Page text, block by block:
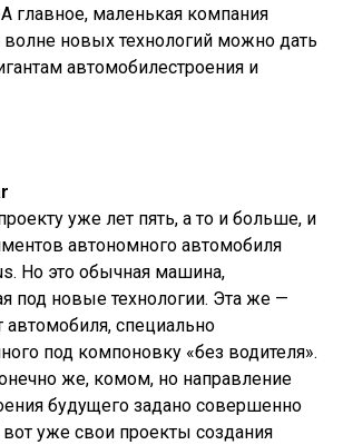
главное, маленькая компания
волне новых технологий можно дать
автомобилестроения и
уже лет пять, а то и больше, и
автономного автомобиля
Но это обычная машина,
под новые технологии. Эта же —
специально
под компоновку «без водителя».
же, комом, но направление
будущего задано совершенно
уже свои проекты создания